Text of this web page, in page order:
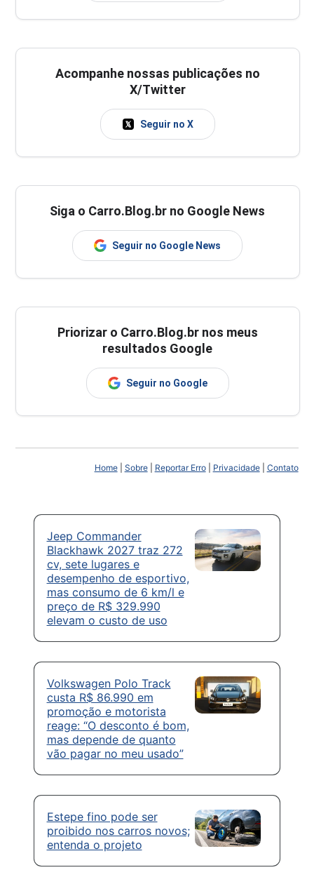
Acompanhe nossas publicações no
X/Twitter
Seguir no X
Siga o Carro.Blog.br no Google News
Seguir no Google News
Priorizar o Carro.Blog.br nos meus
resultados Google
Seguir no Google
Home| Sobre| Reportar Erro| Privacidade| Contato
Jeep Commander
Blackhawk 2027 traz 272
cv, sete lugares e
desempenho de esportivo,
mas consumo de 6 km/l e
preço de R$ 329.990
elevam o custo de uso
Volkswagen Polo Track
custa R$ 86.990 em
promoção e motorista
reage: “O desconto é bom,
mas depende de quanto
vão pagar no meu usado”
Estepe fino pode ser
proibido nos carros novos;
entenda o projeto